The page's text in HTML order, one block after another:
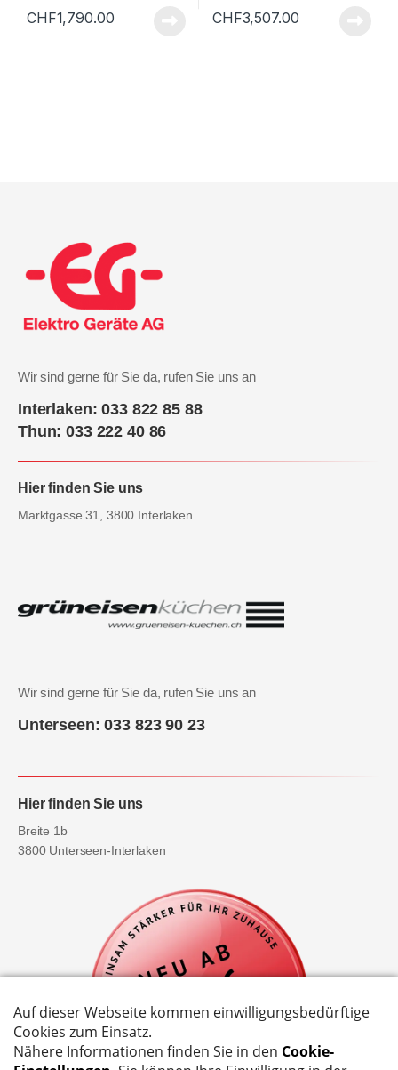
CHF1,790.00 CHF3,507.00
Wir sind gerne für Sie da, rufen Sie uns an
Interlaken: 033 822 85 88
Thun: 033 222 40 86
Hier finden Sie uns
Marktgasse 31, 3800 Interlaken
Wir sind gerne für Sie da, rufen Sie uns an
Unterseen: 033 823 90 23
Hier finden Sie uns
Breite 1b
3800 Unterseen-Interlaken